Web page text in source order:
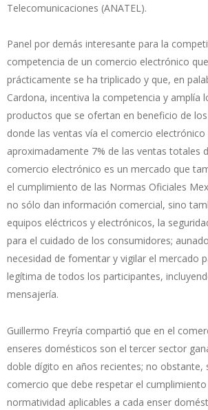
Telecomunicaciones (ANATEL).
Panel por demás interesante para la
competencia de un comercio electrónico
prácticamente se ha triplicado y que, en
Cardona, incentiva la competencia y amplía
productos que se ofertan en beneficio de
donde las ventas vía el comercio electrónico
aproximadamente 7% de las ventas totales
comercio electrónico es un mercado que
el cumplimiento de las Normas Oficiales
no sólo dan información comercial, sino
equipos eléctricos y electrónicos, la
para el cuidado de los consumidores;
necesidad de fomentar y vigilar el mercado
legítima de todos los participantes,
mensajería.
Guillermo Freyría compartió que en el
enseres domésticos son el tercer sector
doble dígito en años recientes; no obstante,
comercio que debe respetar el
normatividad aplicables a cada enser